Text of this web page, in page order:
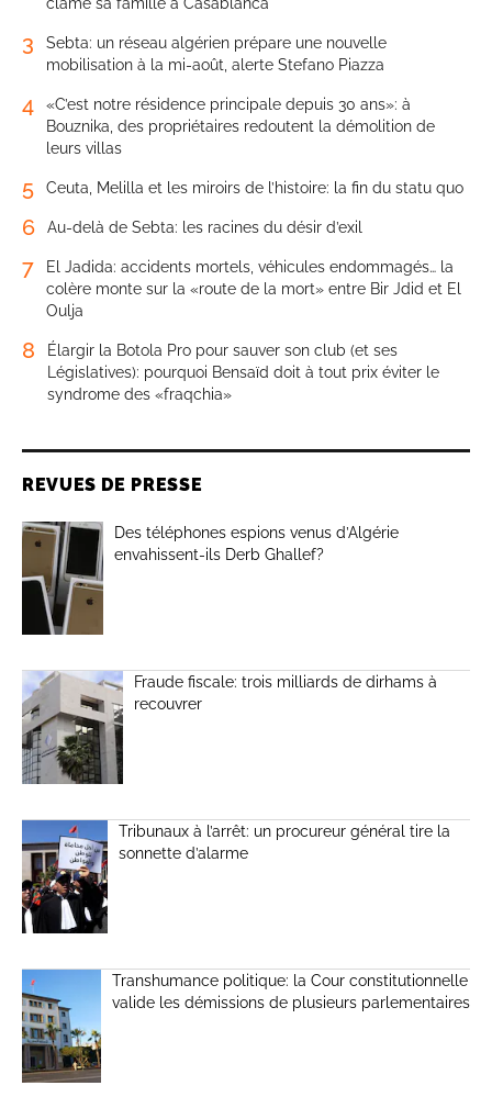
3
Sebta: un réseau algérien prépare une nouvelle
mobilisation à la mi-août, alerte Stefano Piazza
4
«C’est notre résidence principale depuis 30 ans»: à
Bouznika, des propriétaires redoutent la démolition de
leurs villas
5 Ceuta, Melilla et les miroirs de l’histoire: la fin du statu quo
6 Au-delà de Sebta: les racines du désir d’exil
7
El Jadida: accidents mortels, véhicules endommagés… la
colère monte sur la «route de la mort» entre Bir Jdid et El
Oulja
8
Élargir la Botola Pro pour sauver son club (et ses
Législatives): pourquoi Bensaïd doit à tout prix éviter le
syndrome des «fraqchia»
REVUES DE PRESSE
Des téléphones espions venus d’Algérie
envahissent-ils Derb Ghallef?
Fraude fiscale: trois milliards de dirhams à
recouvrer
Tribunaux à l’arrêt: un procureur général tire la
sonnette d’alarme
Transhumance politique: la Cour constitutionnelle
valide les démissions de plusieurs parlementaires